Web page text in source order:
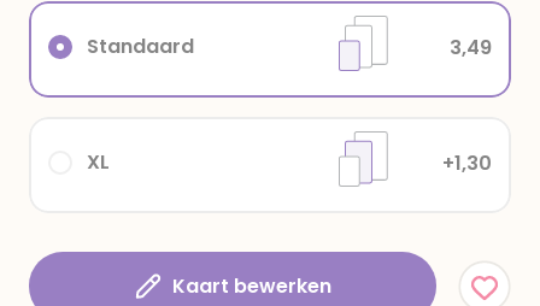
XL +1,30
Standaard 3,49
Kaart bewerken